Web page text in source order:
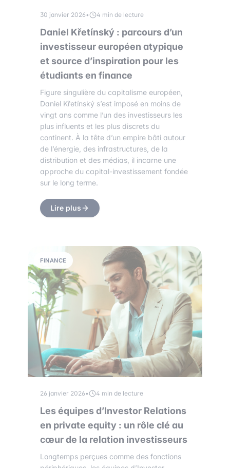
30 janvier 2026• 4 min de lecture
Daniel Křetínský : parcours d’un
investisseur européen atypique
et source d’inspiration pour les
étudiants en finance
Figure singulière du capitalisme européen,
Daniel Křetínský s’est imposé en moins de
vingt ans comme l’un des investisseurs les
plus influents et les plus discrets du
continent. À la tête d’un empire bâti autour
de l’énergie, des infrastructures, de la
distribution et des médias, il incarne une
approche du capital-investissement fondée
sur le long terme.
Lire plus
FINANCE
26 janvier 2026• 4 min de lecture
Les équipes d’Investor Relations
en private equity : un rôle clé au
cœur de la relation investisseurs
Longtemps perçues comme des fonctions